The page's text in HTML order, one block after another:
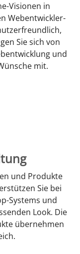
Visionen in
Webentwickler-
Sie sich von
und
mit.
und Produkte
Sie bei
Systems und
Look. Die
übernehmen